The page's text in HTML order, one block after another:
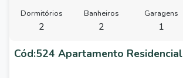
Dormitórios
2
Banheiros
2
Garagens
1
Cód:524 Apartamento Residencial